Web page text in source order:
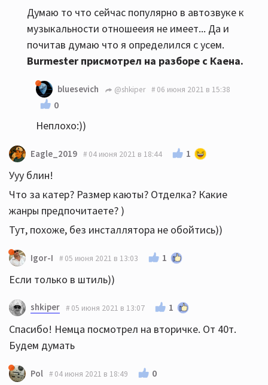
Думаю то что сейчас популярно в автозвуке к
музыкальности отношееия не имеет... Да и
почитав думаю что я определился с усем.
Burmester присмотрел на разборе с Каена.
bluesevich @shkiper 06 июня 2021 в 15:38
0
Неплохо:))
Eagle_2019 04 июня 2021 в 18:44 1
Ууу блин!
Что за катер? Размер каюты? Отделка? Какие
жанры предпочитаете? )
Тут, похоже, без инсталлятора не обойтись))
Igor-I 05 июня 2021 в 13:03 1
Если только в штиль))
shkiper 05 июня 2021 в 13:07 1
Спасибо! Немца посмотрел на вторичке. От 40т.
Будем думать
Pol 04 июня 2021 в 18:49 0